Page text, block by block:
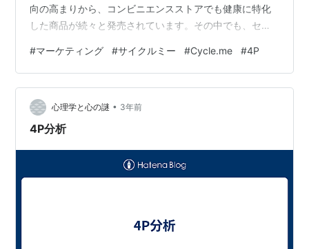
向の高まりから、コンビニエンスストアでも健康に特化
した商品が続々と発売されています。その中でも、セブ
イクルミー」は、時間帯に合わせた栄養摂取を提案する
ユニークなコンセプトで注目を集めています。この記事
では、そんなサイクルミーをマーケティング戦略の観点
から4Pなども使いながら考察してみましょう。 ライタ
ー：タイスケ｜Taisuke事業会社(日系および外資)でマー
#マーケティング #サイクルミー #Cycle.me #4P
心理学と心の謎 • 3年前
4P分析